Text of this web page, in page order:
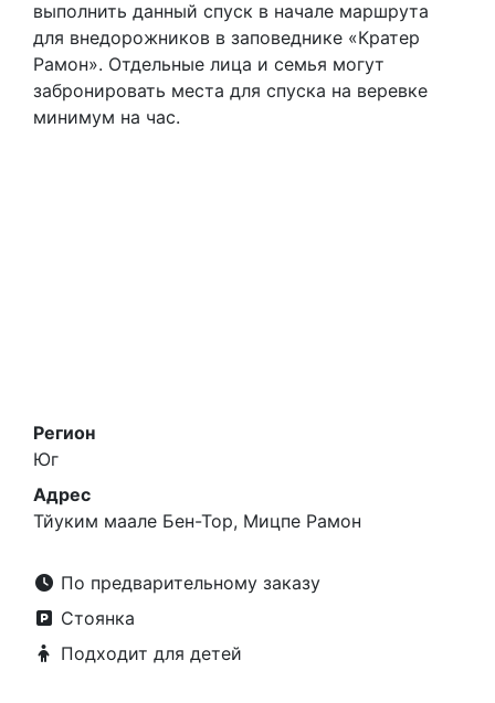
выполнить данный спуск в начале маршрута
для внедорожников в заповеднике «Кратер
Рамон». Отдельные лица и семья могут
забронировать места для спуска на веревке
минимум на час.
Регион
Юг
Адрес
Тйуким маале Бен-Тор, Мицпе Рамон
По предварительному заказу
Стоянка
Подходит для детей